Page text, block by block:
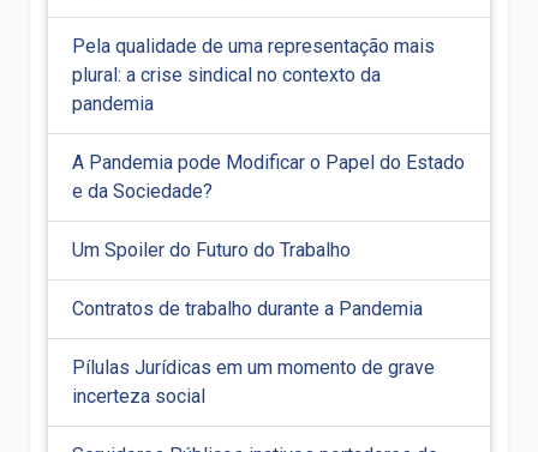
Pela qualidade de uma representação mais
plural: a crise sindical no contexto da
pandemia
A Pandemia pode Modificar o Papel do Estado
e da Sociedade?
Um Spoiler do Futuro do Trabalho
Contratos de trabalho durante a Pandemia
Pílulas Jurídicas em um momento de grave
incerteza social